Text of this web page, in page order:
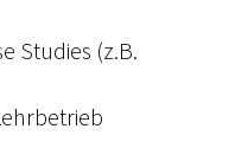
Studies (z.B.